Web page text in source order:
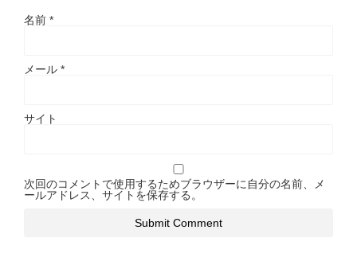
名前 *
メール *
サイト
次回のコメントで使用するためブラウザーに自分の名前、メ
ールアドレス、サイトを保存する。